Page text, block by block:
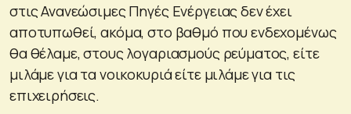
στις Ανανεώσιμες Πηγές Ενέργειας δεν έχει
αποτυπωθεί, ακόμα, στο βαθμό που ενδεχομένως
θα θέλαμε, στους λογαριασμούς ρεύματος, είτε
μιλάμε για τα νοικοκυριά είτε μιλάμε για τις
επιχειρήσεις.